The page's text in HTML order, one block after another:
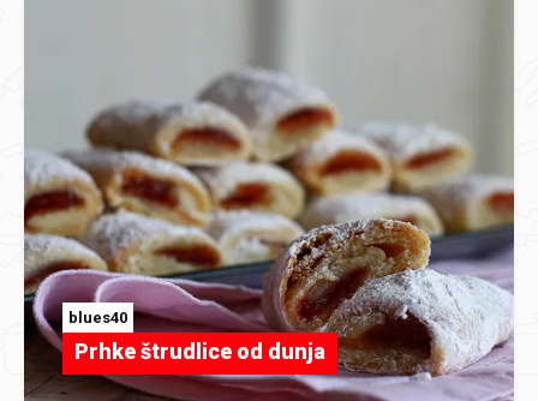
blues40
Prhke štrudlice od dunja